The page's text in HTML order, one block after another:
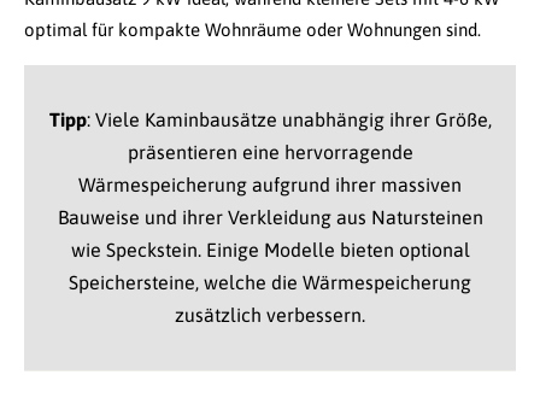
optimal für kompakte Wohnräume oder Wohnungen sind.
Tipp: Viele Kaminbausätze unabhängig ihrer Größe,
präsentieren eine hervorragende
Wärmespeicherung aufgrund ihrer massiven
Bauweise und ihrer Verkleidung aus Natursteinen
wie Speckstein. Einige Modelle bieten optional
Speichersteine, welche die Wärmespeicherung
zusätzlich verbessern.